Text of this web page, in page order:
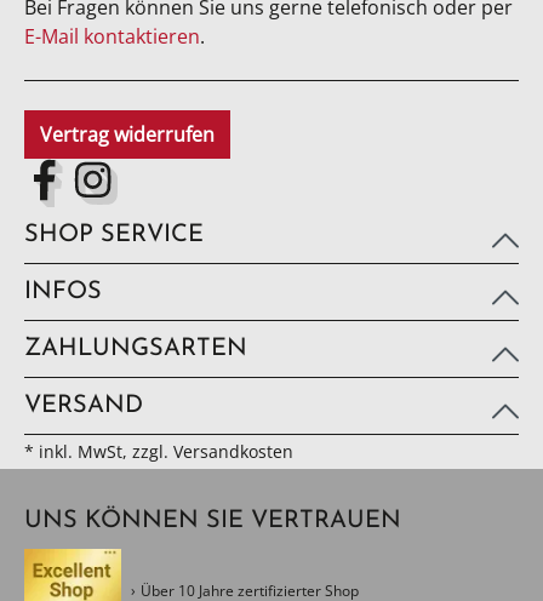
Bei Fragen können Sie uns gerne telefonisch oder per
E-Mail kontaktieren.
Vertrag widerrufen
SHOP SERVICE
INFOS
ZAHLUNGSARTEN
VERSAND
* inkl. MwSt, zzgl. Versandkosten
UNS KÖNNEN SIE VERTRAUEN
Über 10 Jahre zertifizierter Shop